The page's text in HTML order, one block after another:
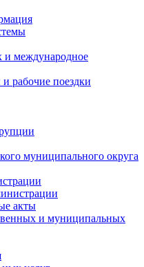
и международное
рабочие поездки
муниципального округа
акты
и муниципальных